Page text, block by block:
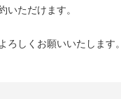
いただけます。
ろしくお願いいたします。